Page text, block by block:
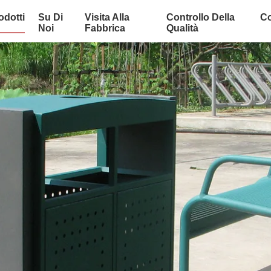
Su Di
Noi
Visita Alla
Fabbrica
Controllo Della
Qualità